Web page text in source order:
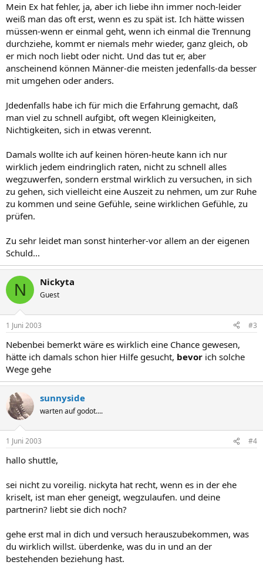
Mein Ex hat fehler, ja, aber ich liebe ihn immer noch-leider
weiß man das oft erst, wenn es zu spät ist. Ich hätte wissen
müssen-wenn er einmal geht, wenn ich einmal die Trennung
durchziehe, kommt er niemals mehr wieder, ganz gleich, ob
er mich noch liebt oder nicht. Und das tut er, aber
anscheinend können Männer-die meisten jedenfalls-da besser
mit umgehen oder anders.
Jdedenfalls habe ich für mich die Erfahrung gemacht, daß
man viel zu schnell aufgibt, oft wegen Kleinigkeiten,
Nichtigkeiten, sich in etwas verennt.
Damals wollte ich auf keinen hören-heute kann ich nur
wirklich jedem eindringlich raten, nicht zu schnell alles
wegzuwerfen, sondern erstmal wirklich zu versuchen, in sich
zu gehen, sich vielleicht eine Auszeit zu nehmen, um zur Ruhe
zu kommen und seine Gefühle, seine wirklichen Gefühle, zu
prüfen.
Zu sehr leidet man sonst hinterher-vor allem an der eigenen
Schuld...
N Nickyta
Guest
1 Juni 2003 #3
Nebenbei bemerkt wäre es wirklich eine Chance gewesen,
hätte ich damals schon hier Hilfe gesucht, bevor ich solche
Wege gehe
sunnyside
warten auf godot....
1 Juni 2003 #4
hallo shuttle,
sei nicht zu voreilig. nickyta hat recht, wenn es in der ehe
kriselt, ist man eher geneigt, wegzulaufen. und deine
partnerin? liebt sie dich noch?
gehe erst mal in dich und versuch herauszubekommen, was
du wirklich willst. überdenke, was du in und an der
bestehenden beziehung hast.